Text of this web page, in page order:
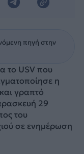
πηγή στην
το USV που
η
γραπτό
29
του
σε ενημέρωση